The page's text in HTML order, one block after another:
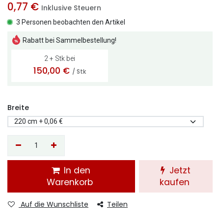
0,77 € Inklusive Steuern
3 Personen beobachten den Artikel
Rabatt bei Sammelbestellung!
2 + Stk bei
150,00 € / Stk
Breite
In den
Warenkorb
Jetzt
kaufen
Auf die Wunschliste Teilen